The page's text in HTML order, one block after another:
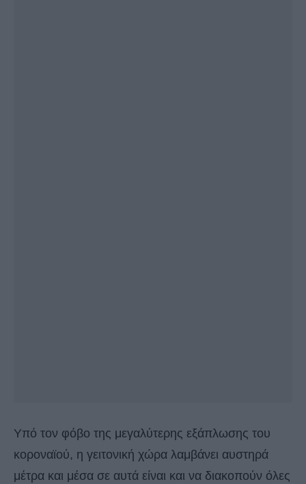
Υπό τον φόβο της μεγαλύτερης εξάπλωσης του
κοροναϊού, η γειτονική χώρα λαμβάνει αυστηρά
μέτρα και μέσα σε αυτά είναι και να διακοπούν όλες